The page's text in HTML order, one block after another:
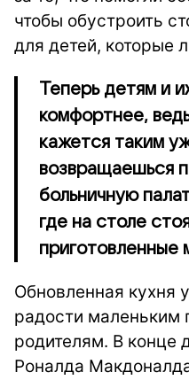
чтобы обустроить
для детей, которые
Теперь детям и
комфортнее,
кажется таким
возвращаешься
больничную
где на столе
приготовленные
Обновленная кухня
радости маленьким
родителям. В конце
Роналда